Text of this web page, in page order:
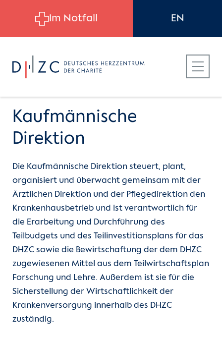
Für Zuweiser:innen
Für Bewerber:innen
Unsere Kliniken
Einheiten
Für Patient:innen
Für Zuweiser:innen
Leitung
Verwaltungsrat
Bereichsvorstand & EBV
Ärztliche Direktion
Kaufmännische Direktion(current)
Verwaltungsdirektion
Geschäftsfeldentwicklung & Innovation
Stiftung
Qualitätsmanagement
Presse
Veranstaltungen
Spenden
Kaufmännische
Direktion
Die Kaufmännische Direktion steuert, plant,
organisiert und überwacht gemeinsam mit der
Ärztlichen Direktion und der Pflegedirektion den
Krankenhausbetrieb und ist verantwortlich für
die Erarbeitung und Durchführung des
Teilbudgets und des Teilinvestitionsplans für das
DHZC sowie die Bewirtschaftung der dem DHZC
zugewiesenen Mittel aus dem Teilwirtschaftsplan
Forschung und Lehre. Außerdem ist sie für die
Sicherstellung der Wirtschaftlichkeit der
Krankenversorgung innerhalb des DHZC
zuständig.
Im Notfall EN